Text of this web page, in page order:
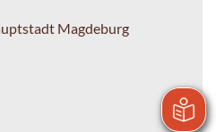
Magdeburg